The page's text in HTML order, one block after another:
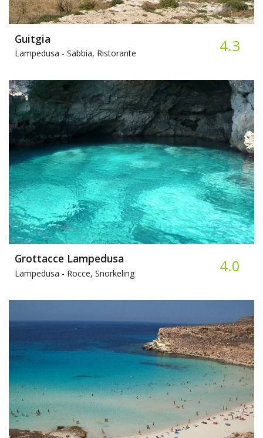
Guitgia
Lampedusa - Sabbia, Ristorante 4.3
Grottacce Lampedusa
Lampedusa - Rocce, Snorkeling 4.0